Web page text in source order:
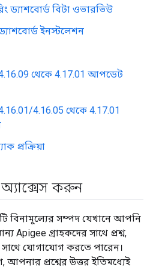
ড্যাশবোর্ড বিটা ওভারভিউ
ইনস্টলেশন
থেকে 4.17.01 আপডেট
4.16.05 থেকে 4.17.01
প্রক্রিয়া
করুন
বিনামূল্যের সম্পদ যেখানে আপনি
Apigee গ্রাহকদের সাথে প্রশ্ন,
যোগাযোগ করতে পারেন।
প্রশ্নের উত্তর ইতিমধ্যেই